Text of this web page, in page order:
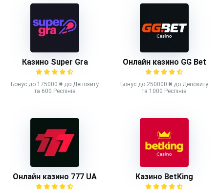
Казино Super Gra
Бонус до 175000 ₴ до Депозиту
та 600 Респінів
Онлайн казино GG Bet
Бонус до 250000 ₴ до Депозиту
та 1000 Респінів
Онлайн казино 777 UA Казино BetKing